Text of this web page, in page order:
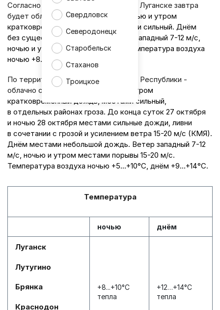
Свердловск
Северодонецк
Старобельск
Стаханов
Троицкое
Согласно информации синоптиков, в Луганске завтра
будет облачно с прояснениями.
Ночью и утром
кратковременный дождь, временами сильный. Днём
без существенных осадков. Ветер западный 7-12 м/с,
ночью и утром порывы 15-20 м/с. Температура воздуха
ночью +8…+10°С, днём +12…+14°С.
По территории Луганской Народной Республики -
облачно с прояснениями.
Ночью и утром
кратковременный дождь, местами сильный,
в отдельных районах гроза. До конца суток 27 октября
и ночью 28 октября местами сильные дожди, ливни
в сочетании с грозой и усилением ветра 15-20 м/с (КМЯ).
Днём местами небольшой дождь. Ветер западный 7-12
м/с, ночью и утром местами порывы 15-20 м/с.
Температура воздуха ночью +5…+10°С, днём +9…+14°С.
Температура
ночью днём
Луганск
Лутугино
Брянка
Краснодон
+8...+10°С
тепла
+12…+14°С
тепла